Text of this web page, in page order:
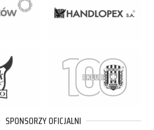
SPONSORZY OFICJALNI